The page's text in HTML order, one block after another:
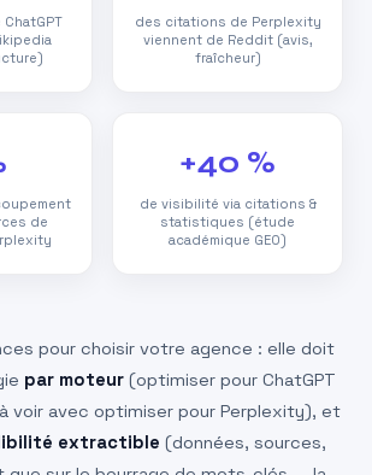
des citations de Perplexity
viennent de Reddit (avis,
fraîcheur)
de
+40 %
de visibilité via citations &
statistiques (étude
académique GEO)
pour choisir votre agence : elle doit
par moteur (optimiser pour ChatGPT
à voir avec optimiser pour Perplexity), et
extractible (données, sources,